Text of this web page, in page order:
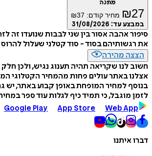
₪ מחיר קודם: ₪37
עד:31/08/2026
אהבה אסור בין שני לבבות שנועדו זה לזה, אך
בסוד - סוד קטלני שעלול להרוס הכל.
מהירה
לנו שקריאה תהיה תענוג נגיש, ולכן חלק
באתר עולים פחות מהמחיר הקטלוגי המודפס
למחיר המופחת באופן קבוע באתר, יש גם
מוגבל, כי תמיד כיף לגלות עוד ספר במחיר
Google Play
App Store Web